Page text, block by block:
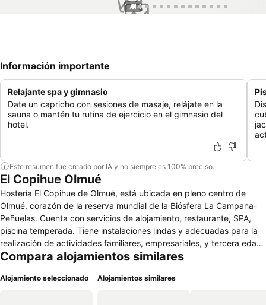
1 / 14
Información importante
Relajante spa y gimnasio
Date un capricho con sesiones de masaje, relájate en la
sauna o mantén tu rutina de ejercicio en el gimnasio del
hotel.
Este resumen fue creado por IA y no siempre es 100% preciso.
El Copihue Olmué
Hostería El Copihue de Olmué, está ubicada en pleno centro de
Olmué, corazón de la reserva mundial de la Biósfera La Campana-
Peñuelas. Cuenta con servicios de alojamiento, restaurante, SPA,
piscina temperada. Tiene instalaciones lindas y adecuadas para la
realización de actividades familiares, empresariales, y tercera edad.
Hostería El Copihue cuenta con premios por su trayectoria, calidad,
originarios de Alemania. Así mismo cuenta con el sello de calidad
Compara alojamientos similares
Alojamiento seleccionado Alojamientos similares